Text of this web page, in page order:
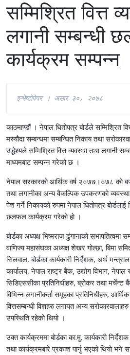
सम्मिश्रित वित्त
लगानी सम्बन्धी
कार्यक्रम सम्पन्न
इन्भेष्टोपेपर । असार ३०, २०७८
काठमाण्डाैं । नेपाल धितोपत्र बोर्डले सम्मिश्रित
मस्यौदा सम्बन्धमा सम्बन्धित निकाय तथा
उद्धेश्यले सम्मिश्रित वित्त व्यवस्था तथा लगानी
माध्यमबाट सम्पन्न गरेको छ ।
नेपाल सरकारको आर्थिक वर्ष २०७७।०७८ को
तथा लगानीका अन्य वैकल्पिक उपकरणको व्यवस्था
पेश गर्ने निकायको रुपमा नेपाल धितोपत्र बोर्डलाई
छलफल कार्यक्रम गरेको हाे ।
बोर्डका अध्यक्ष भिष्मराज ढुंगानाको सभापतित्वमा
वाणिज्य महासंघका अध्यक्ष शेखर गोल्छा, बिमा
सिलवाल, बोर्डका कार्यकारी निर्देशक, अर्थ
कार्यालय, नेपाल राष्ट्र बैंक, उद्योग विभाग,
सिडिएससीका प्रतिनिधीहरु, ब्रोकर तथा मर्चेन्ट
विभिन्न लगानीकर्ता समूहका प्रतिनिधीहरु,
वित्तसम्बन्धी विज्ञहरु लगायत अन्य
उपस्थिति रहेको थियो ।
उक्त कार्यक्रममा बोर्डका का.मु. कार्यकारी
तथा कार्यक्रमबारे प्रकाश पार्नु भएको थियो भने